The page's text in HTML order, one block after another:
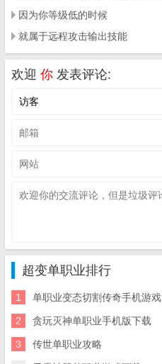
因为你等级低的时候
就属于远程攻击输出技能
欢迎 你 发表评论:
超变单职业排行
1 单职业变态切割传奇手机游戏
2 贪玩灭神单职业手机版下载
3 传世单职业攻略